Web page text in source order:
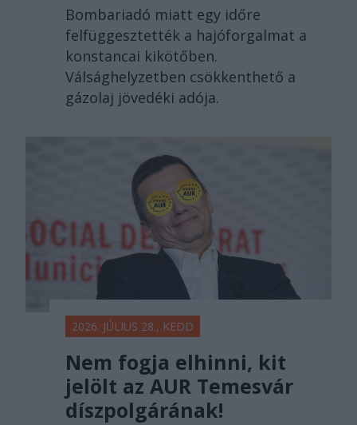
Bombariadó miatt egy időre
felfüggesztették a hajóforgalmat a
konstancai kikötőben.
Válsághelyzetben csökkenthető a
gázolaj jövedéki adója.
2026. JÚLIUS 28., KEDD
Nem fogja elhinni, kit
jelölt az AUR Temesvár
díszpolgárának!